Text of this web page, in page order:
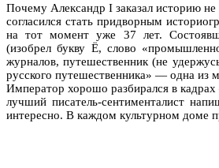
Почему Александр I заказал историю
согласился стать придворным
на тот момент уже 37 лет.
(изобрел букву Ё, слово
журналов, путешественник (не
русского путешественника» — одна из
Император хорошо разбирался в
лучший писатель-сентименталист
интересно. В каждом культурном доме